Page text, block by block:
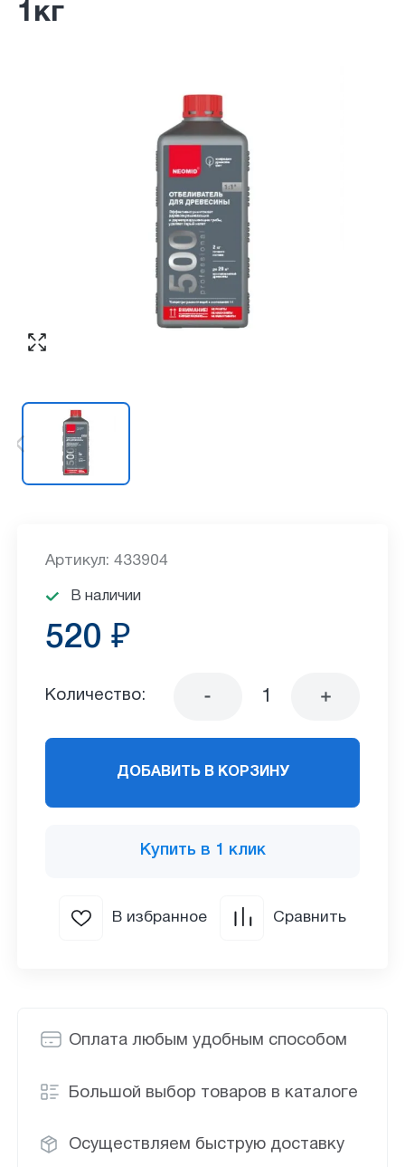
1кг
Оплата любым удобным способом
Большой выбор товаров в каталоге
Осуществляем быструю доставку
Артикул: 433904
В наличии
520 ₽
Количество:
ДОБАВИТЬ В КОРЗИНУ
Купить в 1 клик
В избранное Сравнить
ПЕРЕЗВОНИТЕ МНЕ
Согласен с обработкой персональных
данных в соответствии с
конфиденциальности
КУПИТЬ